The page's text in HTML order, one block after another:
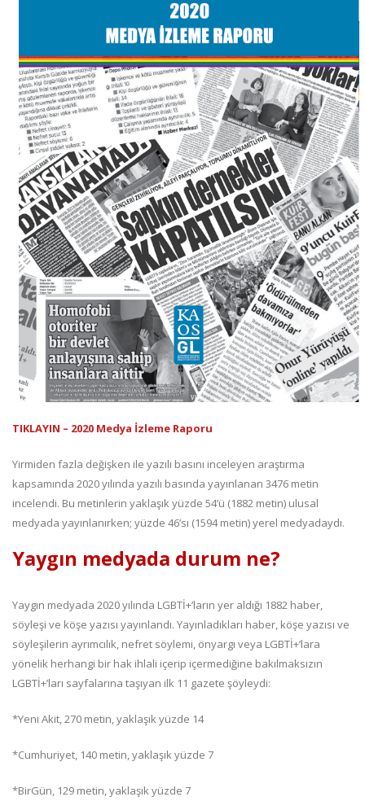
TIKLAYIN – 2020 Medya İzleme Raporu
Yirmiden fazla değişken ile yazılı basını inceleyen araştırma
kapsamında 2020 yılında yazılı basında yayınlanan 3476 metin
incelendi. Bu metinlerin yaklaşık yüzde 54’ü (1882 metin) ulusal
medyada yayınlanırken; yüzde 46’sı (1594 metin) yerel medyadaydı.
Yaygın medyada durum ne?
Yaygın medyada 2020 yılında LGBTİ+’ların yer aldığı 1882 haber,
söyleşi ve köşe yazısı yayınlandı. Yayınladıkları haber, köşe yazısı ve
söyleşilerin ayrımcılık, nefret söylemi, önyargı veya LGBTİ+’lara
yönelik herhangi bir hak ihlali içerip içermediğine bakılmaksızın
LGBTİ+’ları sayfalarına taşıyan ilk 11 gazete şöyleydi:
*Yeni Akit, 270 metin, yaklaşık yüzde 14
*Cumhuriyet, 140 metin, yaklaşık yüzde 7
*BirGün, 129 metin, yaklaşık yüzde 7